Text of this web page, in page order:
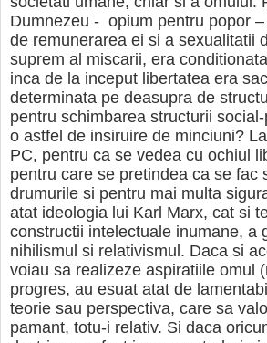
Dumnezeu - opium pentru popor
de remunerarea ei si a sexualitatii
suprem al miscarii, era
inca de la inceput libertatea era
determinata pe deasupra de
pentru schimbarea structurii
o astfel de insiruire de minciuni?
PC, pentru ca se vedea cu ochiul
pentru care se pretindea ca se fac
drumurile si pentru mai multa
atat ideologia lui Karl Marx, cat si
constructii intelectuale inumane, a
nihilismul si relativismul. Daca si
voiau sa realizeze aspiratiile omul
progres, au esuat atat de
teorie sau perspectiva, care sa
pamant, totu-i relativ. Si daca